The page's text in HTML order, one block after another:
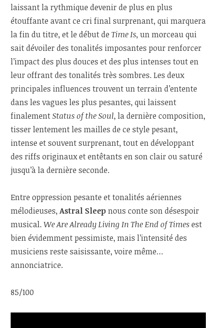
laissant la rythmique devenir de plus en plus
étouffante avant ce cri final surprenant, qui marquera
la fin du titre, et le début deTime Is, un morceau qui
sait dévoiler des tonalités imposantes pour renforcer
l’impact des plus douces et des plus intenses tout en
leur offrant des tonalités très sombres. Les deux
principales influences trouvent un terrain d’entente
dans les vagues les plus pesantes, qui laissent
finalementStatus of the Soul, la dernière composition,
tisser lentement les mailles de ce style pesant,
intense et souvent surprenant, tout en développant
des riffs originaux et entêtants en son clair ou saturé
jusqu’à la dernière seconde.
Entre oppression pesante et tonalités aériennes
mélodieuses,Astral Sleep nous conte son désespoir
musical.We Are Already Living In The End of Timesest
bien évidemment pessimiste, mais l’intensité des
musiciens reste saisissante, voire même…
annonciatrice.
85/100